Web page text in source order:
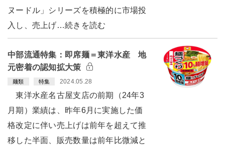
ヌードル」シリーズを積極的に市場投
入し、売上げ…続きを読む
中部流通特集：即席麺＝東洋水産 地
元密着の認知拡大策
麺類 特集 2024.05.28
東洋水産名古屋支店の前期（24年3
月期）業績は、昨年6月に実施した価
格改定に伴い売上げは前年を超えて推
移した半面、販売数量は前年比微減と